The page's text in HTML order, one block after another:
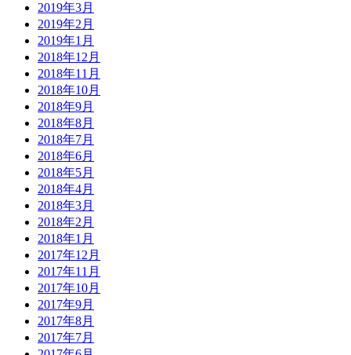
2019年3月
2019年2月
2019年1月
2018年12月
2018年11月
2018年10月
2018年9月
2018年8月
2018年7月
2018年6月
2018年5月
2018年4月
2018年3月
2018年2月
2018年1月
2017年12月
2017年11月
2017年10月
2017年9月
2017年8月
2017年7月